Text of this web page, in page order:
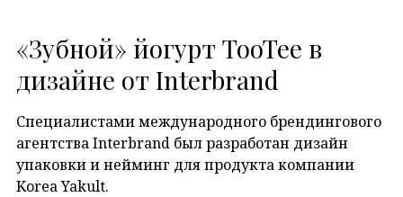
«Зубной» йогурт TooTee в
дизайне от Interbrand
Специалистами международного брендингового
агентства Interbrand был разработан дизайн
упаковки и нейминг для продукта компании
Korea Yakult.